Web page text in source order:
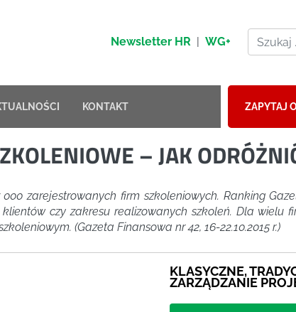
Newsletter HR | WG+
KONTAKT ZAPYTAJ
– JAK
zarejestrowanych firm szkoleniowych. Ranking
czy zakresu realizowanych szkoleń. Dla wielu
(Gazeta Finansowa nr 42, 16-22.10.2015 r.)
KLASYCZNE,
ZARZĄDZANIE